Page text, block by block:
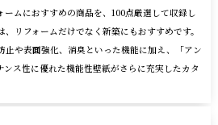
ムにおすすめの商品を、100点厳選して収録し
リフォームだけでなく新築にもおすすめです。
止や表面強化、消臭といった機能に加え、「アン
ス性に優れた機能性壁紙がさらに充実したカタ